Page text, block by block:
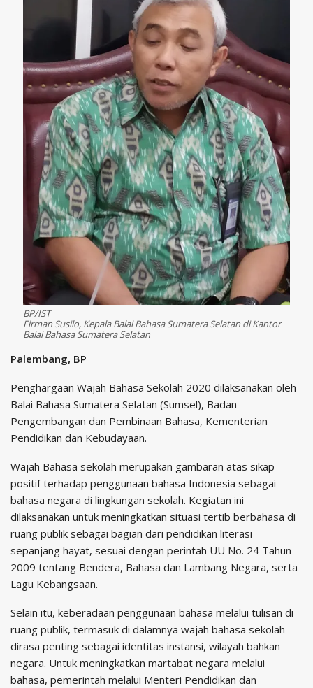
BP/IST
Firman Susilo, Kepala Balai Bahasa Sumatera Selatan di Kantor
Balai Bahasa Sumatera Selatan
Palembang, BP
Penghargaan Wajah Bahasa Sekolah 2020 dilaksanakan oleh
Balai Bahasa Sumatera Selatan (Sumsel), Badan
Pengembangan dan Pembinaan Bahasa, Kementerian
Pendidikan dan Kebudayaan.
Wajah Bahasa sekolah merupakan gambaran atas sikap
positif terhadap penggunaan bahasa Indonesia sebagai
bahasa negara di lingkungan sekolah. Kegiatan ini
dilaksanakan untuk meningkatkan situasi tertib berbahasa di
ruang publik sebagai bagian dari pendidikan literasi
sepanjang hayat, sesuai dengan perintah UU No. 24 Tahun
2009 tentang Bendera, Bahasa dan Lambang Negara, serta
Lagu Kebangsaan.
Selain itu, keberadaan penggunaan bahasa melalui tulisan di
ruang publik, termasuk di dalamnya wajah bahasa sekolah
dirasa penting sebagai identitas instansi, wilayah bahkan
negara. Untuk meningkatkan martabat negara melalui
bahasa, pemerintah melalui Menteri Pendidikan dan